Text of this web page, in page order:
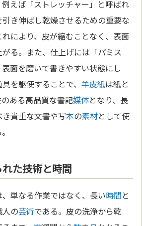
えば「ストレッチャー」と呼ばれ
き伸ばし乾燥させるための重要な
により、皮が縮むことなく、表面
る。また、仕上げには「パミス
面を磨いて書きやすい状態にし
を駆使することで、羊皮紙は紙と
ある高品質な書記媒体となり、長
き貴重な文書や写本の素材として使
た技術と時間
、単なる作業ではなく、長い時間と
人の芸術である。皮の洗浄から乾